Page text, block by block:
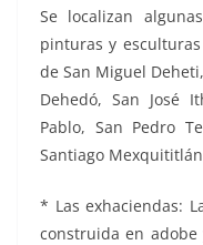
Se localizan
pinturas y
de San Miguel
Dehedó, San José
Pablo, San Pedro
Santiago
* Las exhaciendas:
construida en